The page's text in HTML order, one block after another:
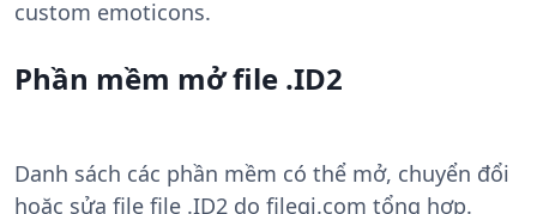
custom emoticons.
Phần mềm mở file .ID2
Danh sách các phần mềm có thể mở, chuyển đổi
hoặc sửa file file .ID2 do filegi.com tổng hợp.